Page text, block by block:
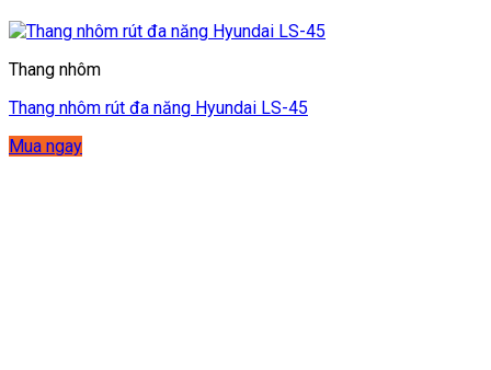
Thang nhôm
Thang nhôm rút đa năng Hyundai LS-45
Mua ngay